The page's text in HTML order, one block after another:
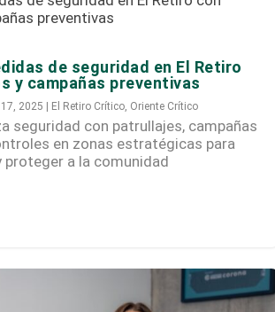
de seguridad en El Retiro
y campañas preventivas
17, 2025 El Retiro Crítico, Oriente Crítico
seguridad con patrullajes, campañas
en zonas estratégicas para
a la comunidad